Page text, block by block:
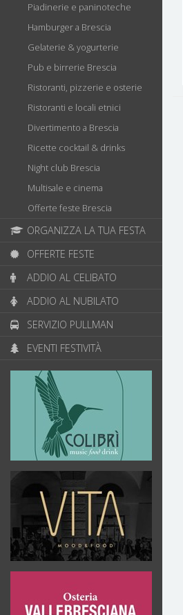
Piadinerie e paninoteche
Hamburger a Brescia
Gelaterie & yogurterie
Pub e birrerie Brescia
Ristoranti, pizzerie e osterie
Ristoranti e locali etnici
Divertimento a Brescia
Ricette cocktail & drinks
Night club Brescia
Multisale e cinema
Offerte feste Brescia
ORGANIZZA LA TUA FESTA
OFFERTE FESTE
ADDIO AL CELIBATO
ADDIO AL NUBILATO
SERVIZIO PULLMAN
EVENTI FESTIVITÀ